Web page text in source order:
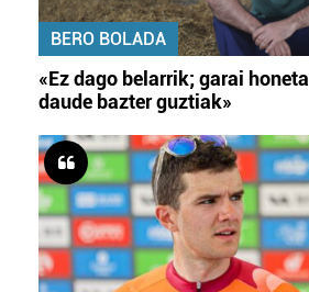
BERO BOLADA
«Ez dago belarrik; garai
daude bazter guztiak»